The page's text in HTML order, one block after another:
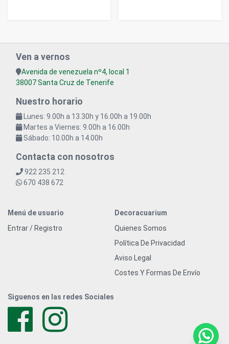
Ven a vernos
Avenida de venezuela nº4, local 1
38007 Santa Cruz de Tenerife
Nuestro horario
Lunes: 9.00h a 13.30h y 16.00h a 19.00h
Martes a Viernes: 9.00h a 16.00h
Sábado: 10.00h a 14.00h
Contacta con nosotros
922 235 212
670 438 672
Menú de usuario
Entrar / Registro
Decoracuarium
Quienes Somos
Política De Privacidad
Aviso Legal
Costes Y Formas De Envío
Siguenos en las redes Sociales